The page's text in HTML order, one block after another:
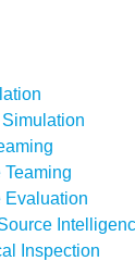
Teaming
Evaluation
Inspection